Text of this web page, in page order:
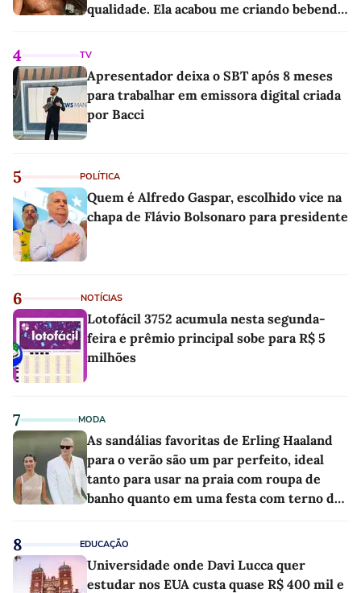
qualidade. Ela acabou me criando bebendo
4 TV
Apresentador deixa o SBT após 8 meses
para trabalhar em emissora digital criada
por Bacci
5 POLÍTICA
Quem é Alfredo Gaspar, escolhido vice na
chapa de Flávio Bolsonaro para presidente
6 NOTÍCIAS
Lotofácil 3752 acumula nesta segunda-
feira e prêmio principal sobe para R$ 5
milhões
7 MODA
As sandálias favoritas de Erling Haaland
para o verão são um par perfeito, ideal
tanto para usar na praia com roupa de
banho quanto em uma festa com terno de
8 EDUCAÇÃO
Universidade onde Davi Lucca quer
estudar nos EUA custa quase R$ 400 mil e